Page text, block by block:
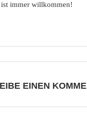
ist immer willkommen!
EINEN